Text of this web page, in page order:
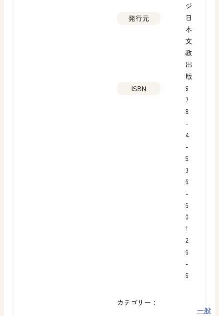
ジ
発行元
日
本
文
教
出
版
ISBN
9
7
8
-
4
-
5
3
6
-
6
0
1
2
6
-
9
カテゴリー：
一般